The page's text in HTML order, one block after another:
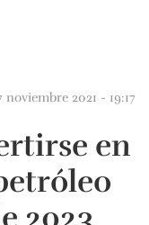
noviembre 2021 - 19:17
en